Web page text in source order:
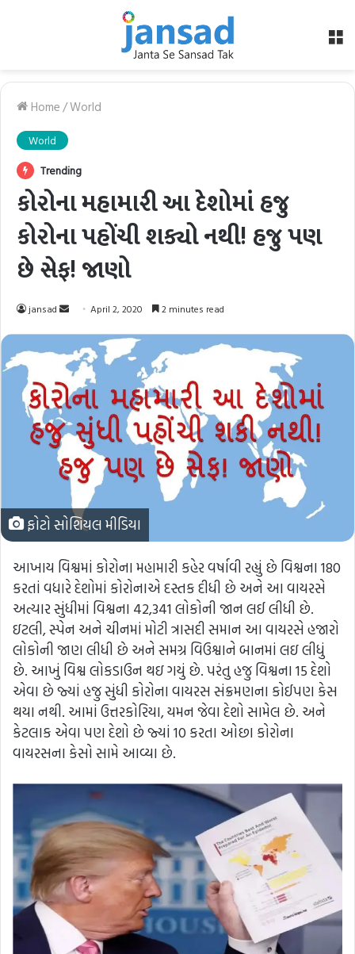
Home/World
World
Trending
કોરોના મહામારી આ દેશોમાં હજુ
કોરોના પહોંચી શક્યો નથી! હજુ પણ
છે સેફ! જાણો
jansad
Send
email
April 2, 2020 2 minutes read
ફોટો સોશિયલ મીડિયા
આખાય વિશ્વમાં કોરોના મહામારી કહેર વર્ષાવી રહ્યું છે વિશ્વના 180
કરતાં વધારે દેશોમાં કોરોનાએ દસ્તક દીધી છે અને આ વાયરસે
અત્યાર સુંધીમાં વિશ્વના 42,341 લોકોની જાન લઈ લીધી છે.
ઇટલી, સ્પેન અને ચીનમાં મોટી ત્રાસદી સમાન આ વાયરસે હજારો
લોકોની જાણ લીધી છે અને સમગ્ર વિઉશ્વાને બાનમાં લઇ લીધું
છે. આખું વિશ્વ લોકડાઉન થઇ ગયું છે. પરંતુ હજુ વિશ્વના 15 દેશો
એવા છે જ્યાં હજુ સુંધી કોરોના વાયરસ સંક્રમણના કોઈપણ કેસ
થયા નથી. આમાં ઉત્તરકોરિયા, યમન જેવા દેશો સામેલ છે. અને
કેટલાક એવા પણ દેશો છે જ્યાં 10 કરતા ઓછા કોરોના
વાયરસના કેસો સામે આવ્યા છે.